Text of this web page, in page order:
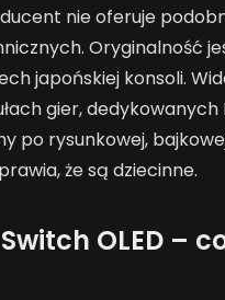
nie oferuje
Oryginalność
japońskiej konsoli.
gier, dedykowanych
po rysunkowej,
że są dziecinne.
OLED –